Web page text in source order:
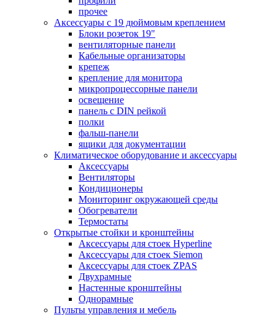
прочее
Аксессуары с 19 дюймовым креплением
Блоки розеток 19"
вентиляторные панели
Кабельные организаторы
крепеж
крепление для монитора
микропроцессорные панели
освещение
панель с DIN рейкой
полки
фальш-панели
ящики для документации
Климатическое оборудование и аксессуары
Аксессуары
Вентиляторы
Кондиционеры
Мониторинг окружающей среды
Обогреватели
Термостаты
Открытые стойки и кронштейны
Аксессуары для стоек Hyperline
Аксессуары для стоек Siemon
Аксессуары для стоек ZPAS
Двухрамные
Настенные кронштейны
Однорамные
Пульты управления и мебель